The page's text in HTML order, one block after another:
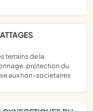
protection du
aux non-societaires